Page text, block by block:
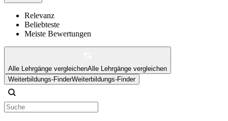
Relevanz
Beliebteste
Meiste Bewertungen
Alle Lehrgänge vergleichenAlle Lehrgänge vergleichen
Weiterbildungs-FinderWeiterbildungs-Finder